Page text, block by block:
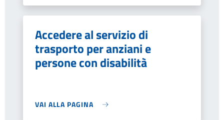
Accedere al servizio di
trasporto per anziani e
persone con disabilità
VAI ALLA PAGINA